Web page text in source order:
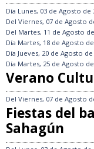
Día Lunes, 03 de Agosto de
Del Viernes, 07 de Agosto
Del Martes, 11 de Agosto
Día Martes, 18 de Agosto
Día Jueves, 20 de Agosto de
Día Martes, 25 de Agosto
Verano
Del Viernes, 07 de Agosto
Fiestas del
Sahagún